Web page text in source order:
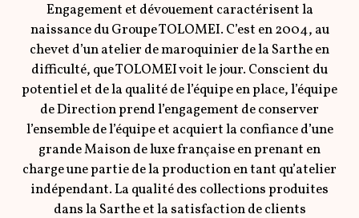
Engagement et dévouement caractérisent la
naissance du Groupe TOLOMEI. C’est en 2004, au
chevet d’un atelier de maroquinier de la Sarthe en
difficulté, que TOLOMEI voit le jour. Conscient du
potentiel et de la qualité de l’équipe en place, l’équipe
de Direction prend l’engagement de conserver
l’ensemble de l’équipe et acquiert la confiance d’une
grande Maison de luxe française en prenant en
charge une partie de la production en tant qu’atelier
indépendant. La qualité des collections produites
dans la Sarthe et la satisfaction de clients